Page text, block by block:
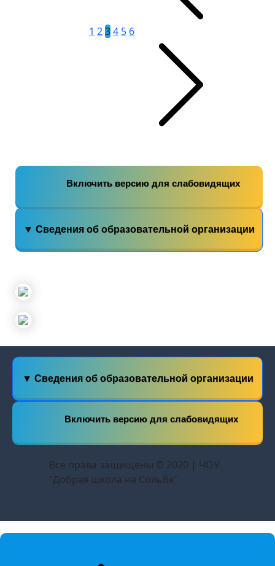
1 234 5 6
Включить версию для слабовидящих
▼ Сведения об образовательной организации
▼ Сведения об образовательной организации
Включить версию для слабовидящих
Все права защищены © 2020 | ЧОУ
"Добрая школа на Сольбе"